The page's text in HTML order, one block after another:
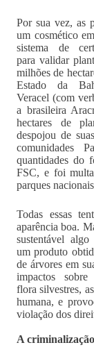
Por sua vez, as
um cosmético
sistema de
para validar
milhões de
Estado da
Veracel (com
a brasileira
hectares de
despojou de
comunidades
quantidades do
FSC, e foi
parques
Todas essas
aparência boa.
sustentável
um produto
de árvores em
impactos
flora silvestres,
humana, e
violação dos
A